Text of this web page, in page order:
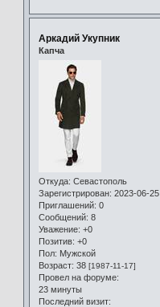
Аркадий Укупник
Капча
Откуда: Севастополь
Зарегистрирован: 2023-06-25
Приглашений: 0
Сообщений: 8
Уважение: +0
Позитив: +0
Пол: Мужской
Возраст: 38 [1987-11-17]
Провел на форуме:
23 минуты
Последний визит: